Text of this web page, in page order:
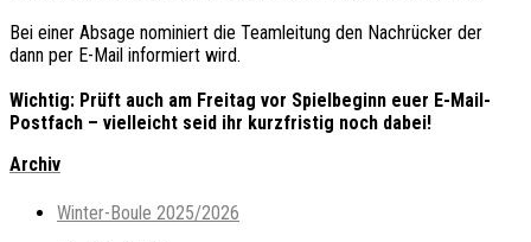
Bei einer Absage nominiert die Teamleitung den Nachrücker der
dann per E-Mail informiert wird.
Wichtig: Prüft auch am Freitag vor Spielbeginn euer E-Mail-
Postfach – vielleicht seid ihr kurzfristig noch dabei!
Archiv
Winter-Boule 2025/2026